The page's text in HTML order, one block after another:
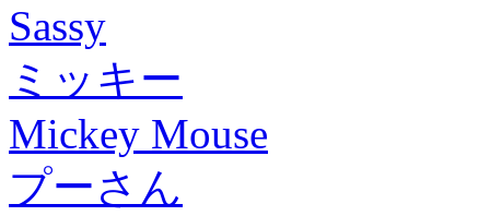
Sassy
ミッキー
Mickey Mouse
プーさん